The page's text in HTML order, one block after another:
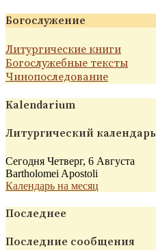
Богослужение
Литургические книги
Богослужебные тексты
Чинопоследование
Kalendarium
Литургический календарь
Сегодня Четверг, 6 Августа
Bartholomei Apostoli
Календарь на месяц
Последнее
Последние сообщения